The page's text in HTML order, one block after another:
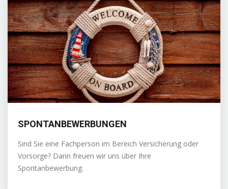
SPONTANBEWERBUNGEN
Sind Sie eine Fachperson im Bereich Versicherung oder
Vorsorge? Dann freuen wir uns über Ihre
Spontanbewerbung.